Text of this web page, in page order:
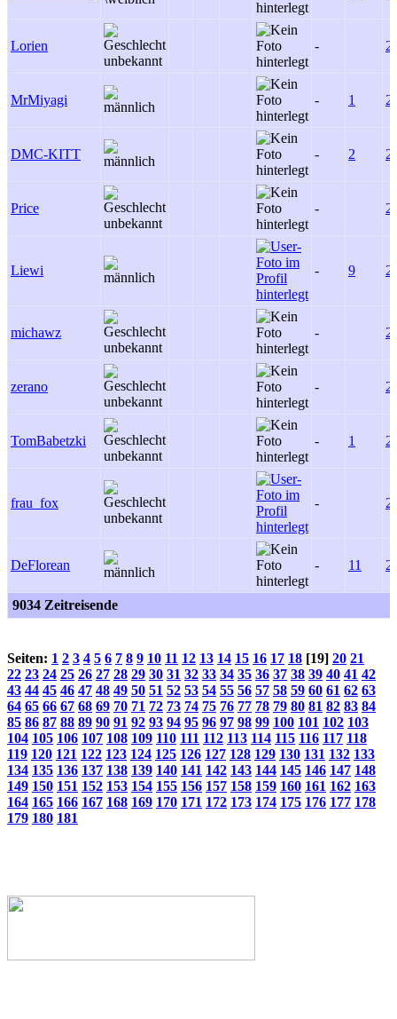
Lorien - 2
MrMiyagi - 1 2
DMC-KITT - 2 2
Price - 2
Liewi - 9 2
michawz - 2
zerano - 2
TomBabetzki - 1 2
frau_fox - 2
DeFlorean - 11 2
9034 Zeitreisende
Seiten: 1 2 3 4 5 6 7 8 9 10 11 12 13 14 15 16 17 18 [19] 20 21
22 23 24 25 26 27 28 29 30 31 32 33 34 35 36 37 38 39 40 41 42
43 44 45 46 47 48 49 50 51 52 53 54 55 56 57 58 59 60 61 62 63
64 65 66 67 68 69 70 71 72 73 74 75 76 77 78 79 80 81 82 83 84
85 86 87 88 89 90 91 92 93 94 95 96 97 98 99 100 101 102 103
104 105 106 107 108 109 110 111 112 113 114 115 116 117 118
119 120 121 122 123 124 125 126 127 128 129 130 131 132 133
134 135 136 137 138 139 140 141 142 143 144 145 146 147 148
149 150 151 152 153 154 155 156 157 158 159 160 161 162 163
164 165 166 167 168 169 170 171 172 173 174 175 176 177 178
179 180 181